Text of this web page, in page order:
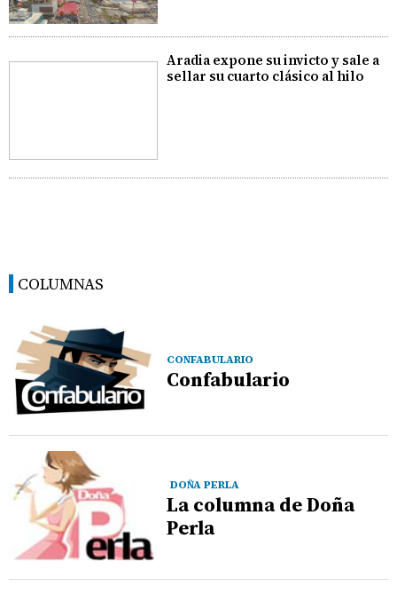
Aradia expone su invicto y sale a
sellar su cuarto clásico al hilo
COLUMNAS
CONFABULARIO
Confabulario
DOÑA PERLA
La columna de Doña
Perla